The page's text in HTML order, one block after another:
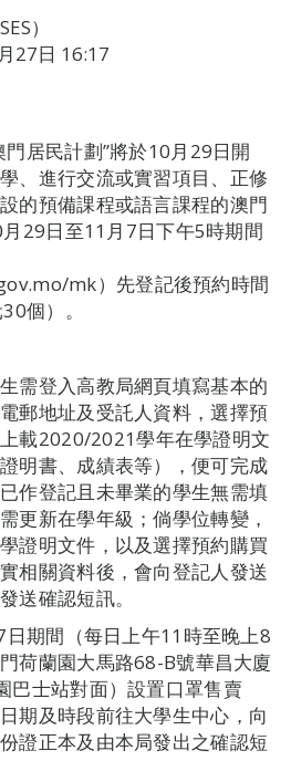
）
27日 16:17
居民計劃”將於10月29日開
、進行交流或實習項目、正修
的預備課程或語言課程的澳門
29日至11月7日下午5時期間
mk）先登記後預約時間
個）。
需登入高教局網頁填寫基本的
郵地址及受託人資料，選擇預
載2020/2021學年在學證明文
明書、成績表等），便可完成
作登記且未畢業的學生無需填
更新在學年級；倘學位轉變，
證明文件，以及選擇預約購買
相關資料後，會向登記人發送
送確認短訊。
期間（每日上午11時至晚上8
荷蘭園大馬路68-B號華昌大廈
巴士站對面）設置口罩售賣
期及時段前往大學生中心，向
證正本及由本局發出之確認短